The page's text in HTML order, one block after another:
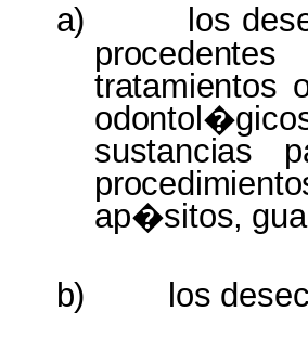
a)
los
tratamientos
sustancias
ap�sitos,
b) los